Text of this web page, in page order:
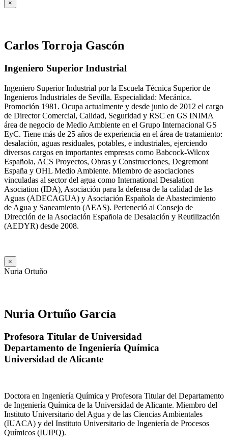
×
Carlos Torroja Gascón
Ingeniero Superior Industrial
Ingeniero Superior Industrial por la Escuela Técnica Superior de
Ingenieros Industriales de Sevilla. Especialidad: Mecánica.
Promoción 1981. Ocupa actualmente y desde junio de 2012 el cargo
de Director Comercial, Calidad, Seguridad y RSC en GS INIMA
área de negocio de Medio Ambiente en el Grupo Internacional GS
EyC. Tiene más de 25 años de experiencia en el área de tratamiento:
desalación, aguas residuales, potables, e industriales, ejerciendo
diversos cargos en importantes empresas como Babcock-Wilcox
Española, ACS Proyectos, Obras y Construcciones, Degremont
España y OHL Medio Ambiente. Miembro de asociaciones
vinculadas al sector del agua como International Desalation
Asociation (IDA), Asociación para la defensa de la calidad de las
Aguas (ADECAGUA) y Asociación Española de Abastecimiento
de Agua y Saneamiento (AEAS). Perteneció al Consejo de
Dirección de la Asociación Española de Desalación y Reutilización
(AEDYR) desde 2008.
×
Nuria Ortuño
Nuria Ortuño García
Profesora Titular de Universidad
Departamento de Ingeniería Química
Universidad de Alicante
Doctora en Ingeniería Química y Profesora Titular del Departamento
de Ingeniería Química de la Universidad de Alicante. Miembro del
Instituto Universitario del Agua y de las Ciencias Ambientales
(IUACA) y del Instituto Universitario de Ingeniería de Procesos
Químicos (IUIPQ).